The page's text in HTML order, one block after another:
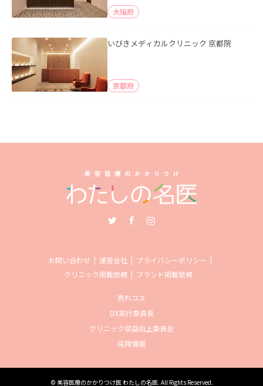
大阪府
いびきメディカルクリニック 京都院
京都府
お問い合わせ 運営会社
プライバシーポリシー
クリニック掲載依頼
ブランド掲載依頼
売れコス
DX実行委員長
クリニック収益向上委員会
採用情報
© 美容医療のかかりつけ医 わたしの名医. All Rights Reserved.